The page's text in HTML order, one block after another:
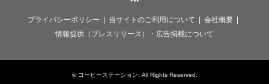
プライバシーポリシー 当サイトのご利用について
会社概要
情報提供（プレスリリース）・広告掲載について
© コーヒーステーション . All Rights Reserved.